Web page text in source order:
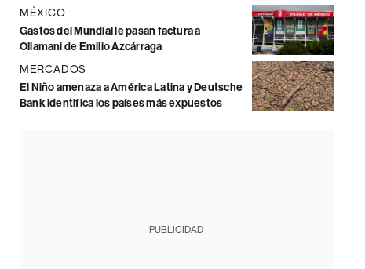
MÉXICO
Gastos del Mundial le pasan factura a
Ollamani de Emilio Azcárraga
MERCADOS
El Niño amenaza a América Latina y Deutsche
Bank identifica los países más expuestos
PUBLICIDAD